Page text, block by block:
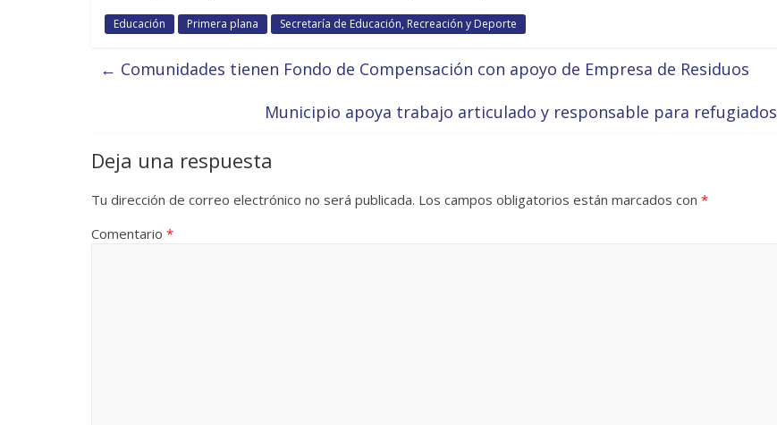
Educación Primera plana Secretaría de Educación, Recreación y Deporte
← Comunidades tienen Fondo de Compensación con apoyo de Empresa de Residuos
Municipio apoya trabajo articulado y responsable para refugiados
Deja una respuesta
Tu dirección de correo electrónico no será publicada. Los campos obligatorios están marcados con *
Comentario *